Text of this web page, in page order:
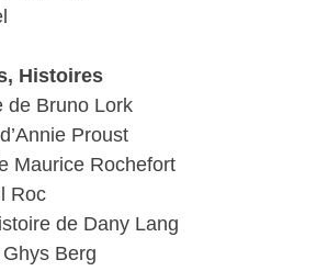
Histoires
de Bruno Lork
Proust
Maurice Rochefort
Roc
de Dany Lang
Berg